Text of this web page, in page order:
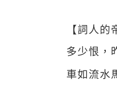
【詞人的
多少恨，
車如流水